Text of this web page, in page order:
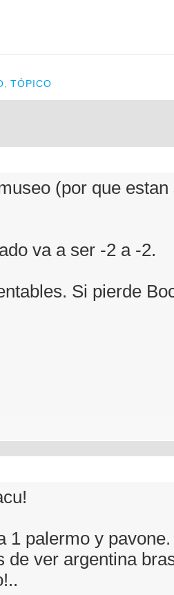
,TÓPICO
(por que
va a ser -2 a -2.
Si pierde
1 palermo y pavone.
de ver argentina